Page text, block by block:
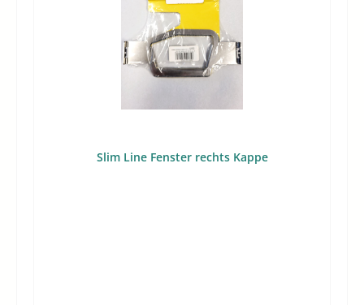
Slim Line Fenster rechts Kappe